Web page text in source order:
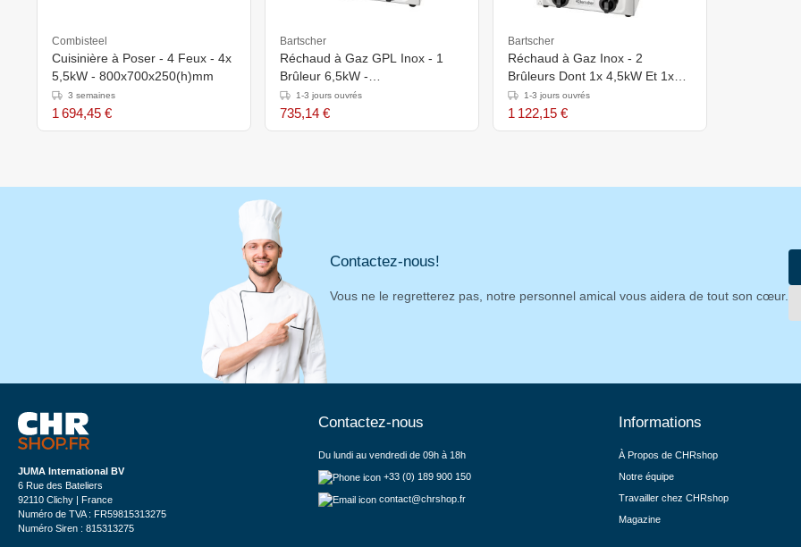
Combisteel
Cuisinière à Poser - 4 Feux - 4x
5,5kW - 800x700x250(h)mm
3 semaines
1 694,45 €
Bartscher
Réchaud à Gaz GPL Inox - 1
Brûleur 6,5kW -
350x350x170(h)mm
1-3 jours ouvrés
735,14 €
Bartscher
Réchaud à Gaz Inox - 2
Brûleurs Dont 1x 4,5kW Et 1x
6,5kW -
350(L)x660(P)x170(H)mm
1-3 jours ouvrés
1 122,15 €
Contactez-nous!
Vous ne le regretterez pas, notre personnel amical vous aidera de tout son cœur.
JUMA International BV
6 Rue des Bateliers
92110 Clichy | France
Numéro de TVA : FR59815313275
Numéro Siren : 815313275
Contactez-nous
Du lundi au vendredi de 09h à 18h
+33 (0) 189 900 150
contact@chrshop.fr
Informations
À Propos de CHRshop
Notre équipe
Travailler chez CHRshop
Magazine